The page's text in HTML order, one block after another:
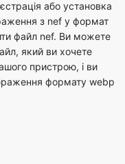
пристрою, і ви
формату webp